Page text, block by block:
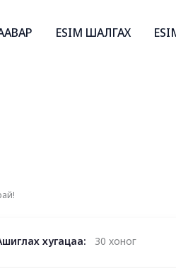
ESIM ШАЛГАХ
хугацаа: 30 хоног